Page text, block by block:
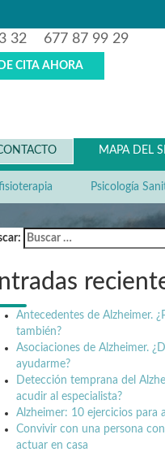
32 677 87 99 29
CITA AHORA
MAPA DEL
Psicología
Antecedentes de Alzheimer.
también?
Asociaciones de Alzheimer.
ayudarme?
Detección temprana del
acudir al especialista?
Alzheimer: 10 ejercicios para
Convivir con una persona
actuar en casa